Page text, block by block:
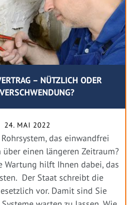
– NÜTZLICH ODER
24. MAI 2022
das einwandfrei
einen längeren Zeitraum?
Wartung hilft Ihnen dabei, das
Der Staat schreibt die
vor. Damit sind Sie